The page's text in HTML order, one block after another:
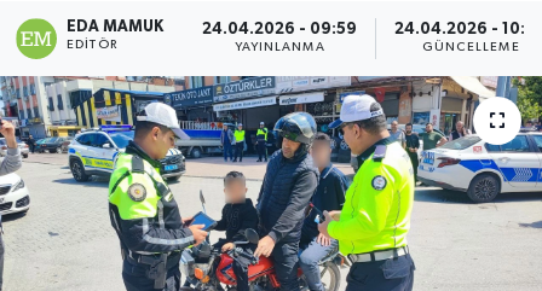
EDA MAMUK
EDITÖR
24.04.2026 - 09:59
YAYINLANMA
24.04.2026 -
GÜNCELLEME
Spor
Yaşam
Yerel Yönetimler